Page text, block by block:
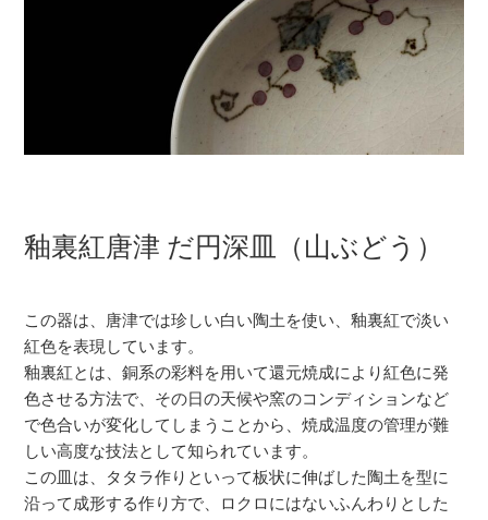
釉裏紅唐津 だ円深皿（山ぶどう）
この器は、唐津では珍しい白い陶土を使い、釉裏紅で淡い
紅色を表現しています。
釉裏紅とは、銅系の彩料を用いて還元焼成により紅色に発
色させる方法で、その日の天候や窯のコンディションなど
で色合いが変化してしまうことから、焼成温度の管理が難
しい高度な技法として知られています。
この皿は、タタラ作りといって板状に伸ばした陶土を型に
沿って成形する作り方で、ロクロにはないふんわりとした